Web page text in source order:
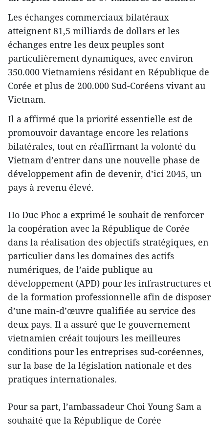
Les échanges commerciaux bilatéraux
atteignent 81,5 milliards de dollars et les
échanges entre les deux peuples sont
particulièrement dynamiques, avec environ
350.000 Vietnamiens résidant en République de
Corée et plus de 200.000 Sud-Coréens vivant au
Vietnam.
Il a affirmé que la priorité essentielle est de
promouvoir davantage encore les relations
bilatérales, tout en réaffirmant la volonté du
Vietnam d’entrer dans une nouvelle phase de
développement afin de devenir, d’ici 2045, un
pays à revenu élevé.
Ho Duc Phoc a exprimé le souhait de renforcer
la coopération avec la République de Corée
dans la réalisation des objectifs stratégiques, en
particulier dans les domaines des actifs
numériques, de l’aide publique au
développement (APD) pour les infrastructures et
de la formation professionnelle afin de disposer
d’une main-d’œuvre qualifiée au service des
deux pays. Il a assuré que le gouvernement
vietnamien créait toujours les meilleures
conditions pour les entreprises sud-coréennes,
sur la base de la législation nationale et des
pratiques internationales.
Pour sa part, l’ambassadeur Choi Young Sam a
souhaité que la République de Corée